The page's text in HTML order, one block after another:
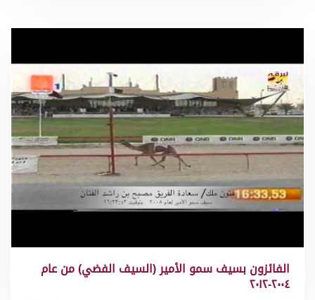
الفائزون بسيف سمو الأمير (السيف الفضي) من عام
٢٠٠٤-٢٠١٢